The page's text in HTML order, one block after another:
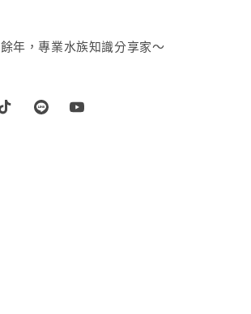
年，專業水族知識分享家～